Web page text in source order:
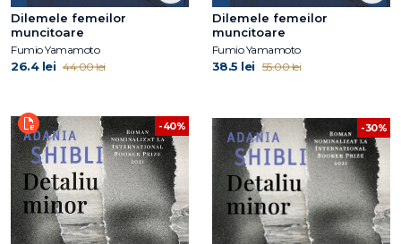
Dilemele femeilor
muncitoare
Fumio Yamamoto
26.4 lei 44.00 lei
Dilemele femeilor
muncitoare
Fumio Yamamoto
38.5 lei 55.00 lei
-40% -30%